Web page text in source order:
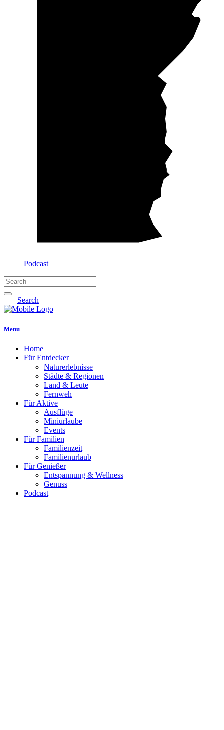
Podcast
Search
Menu
Home
Für Entdecker
Naturerlebnisse
Städte & Regionen
Land & Leute
Fernweh
Für Aktive
Ausflüge
Miniurlaube
Events
Für Familien
Familienzeit
Familienurlaub
Für Genießer
Entspannung & Wellness
Genuss
Podcast